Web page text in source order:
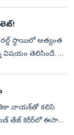
స్థాయిలో అత్యంత
విషయం తెలిసిందే. ఈ
నాయక్‌తో కలిసి
తేజ్ కెరీర్‌లో ఈసారి